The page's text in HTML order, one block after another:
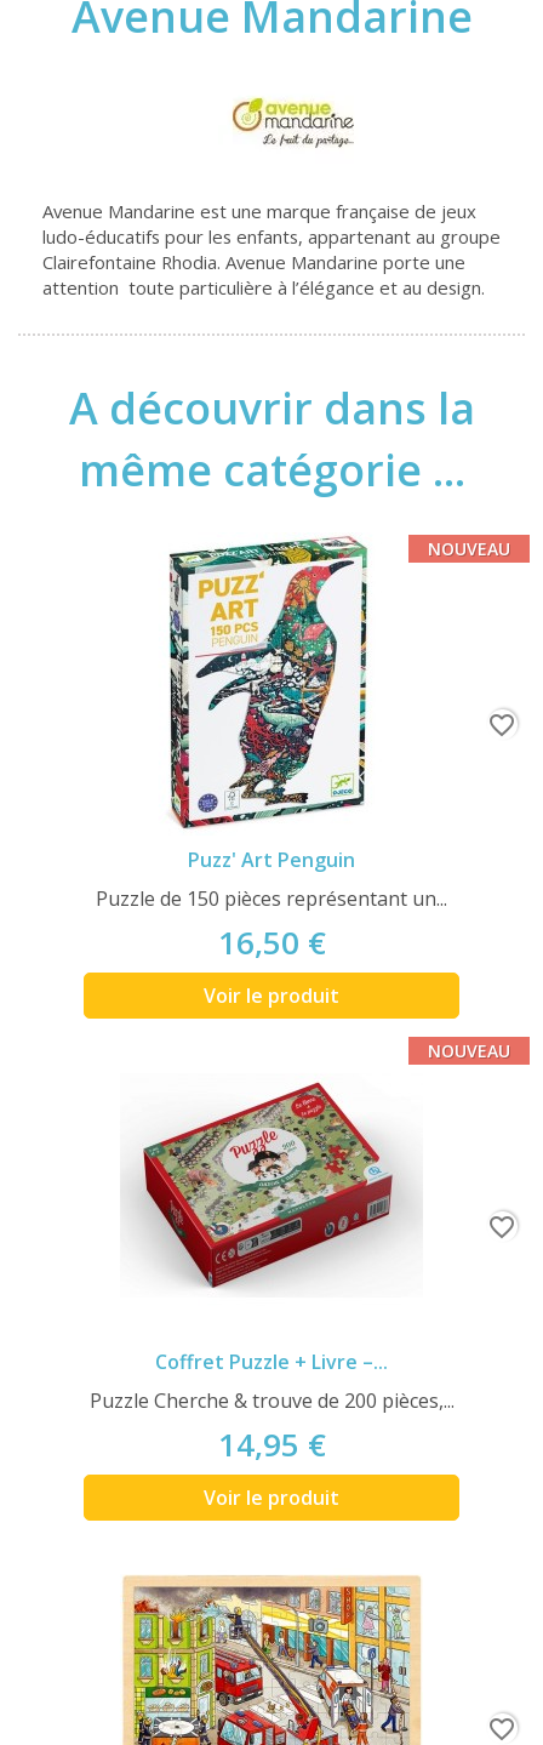
Avenue Mandarine
Avenue Mandarine est une marque française de jeux
ludo-éducatifs pour les enfants, appartenant au groupe
Clairefontaine Rhodia. Avenue Mandarine porte une
attention toute particulière à l’élégance et au design.
A découvrir dans la
même catégorie ...
Puzz' Art Penguin
Puzzle de 150 pièces représentant un...
16,50 €
Voir le produit
NOUVEAU
favorite_border
Coffret Puzzle + Livre –...
Puzzle Cherche & trouve de 200 pièces,...
14,95 €
Voir le produit
NOUVEAU
favorite_border
favorite_border